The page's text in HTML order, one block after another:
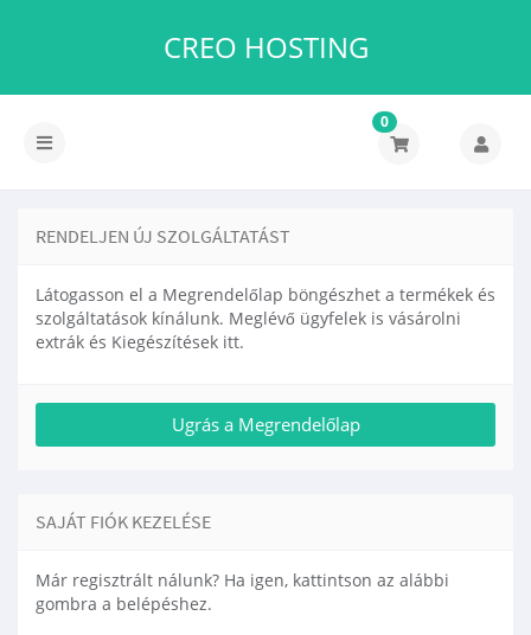
CREO HOSTING
0
RENDELJEN ÚJ SZOLGÁLTATÁST
Látogasson el a Megrendelőlap böngészhet a termékek és
szolgáltatások kínálunk. Meglévő ügyfelek is vásárolni
extrák és Kiegészítések itt.
SAJÁT FIÓK KEZELÉSE
Már regisztrált nálunk? Ha igen, kattintson az alábbi
gombra a belépéshez.